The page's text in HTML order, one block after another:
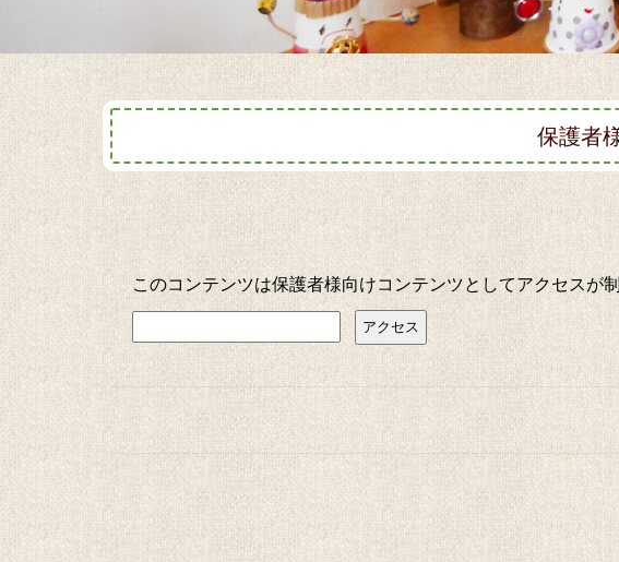
保護者
このコンテンツは保護者様向けコンテンツとしてアクセスが